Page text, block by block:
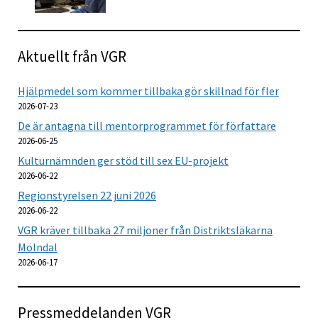
Aktuellt från VGR
Hjälpmedel som kommer tillbaka gör skillnad för fler
2026-07-23
De är antagna till mentorprogrammet för författare
2026-06-25
Kulturnämnden ger stöd till sex EU-projekt
2026-06-22
Regionstyrelsen 22 juni 2026
2026-06-22
VGR kräver tillbaka 27 miljoner från Distriktsläkarna
Mölndal
2026-06-17
Pressmeddelanden VGR